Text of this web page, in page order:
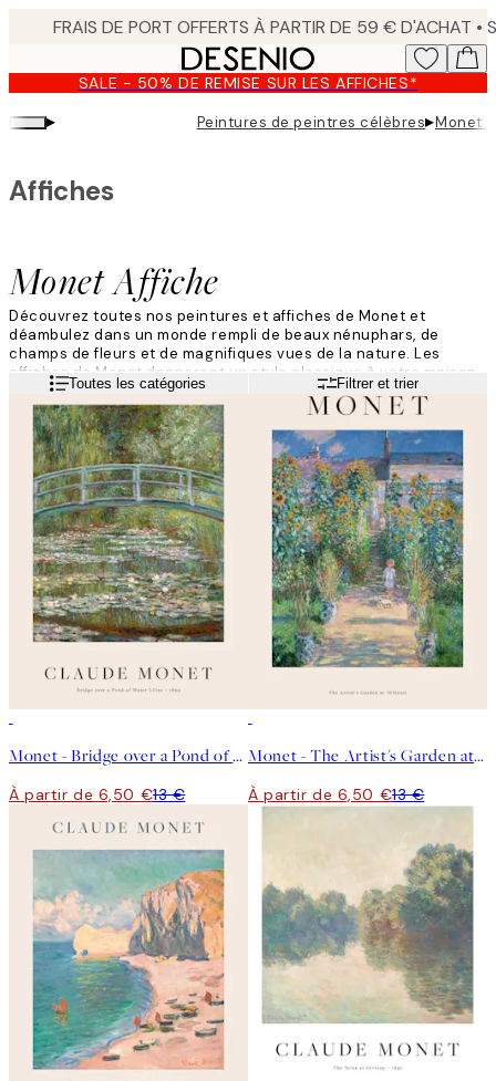
content.SALE - 50% DE REMISE SUR LES AFFICHES*
▸ Peintures de peintres célèbres▸Monet
Monet Affiche
Affiches
Découvrez toutes nos peintures et affiches de Monet et
déambulez dans un monde rempli de beaux nénuphars, de
champs de fleurs et de magnifiques vues de la nature. Les
affiches de Monet donneront un style classique à votre maison,
et ces peintures classiques sont indémodables. Trouvez vos
affiches de Monet préférées ici !
Lire la suiteToutes les catégories Filtrer et trier
Monet - Bridge over a Pond of Water Lilies Affiche
À partir de 6,50 €13 €
Monet - The Artist's Garden at Vétheuil Affiche
À partir de 6,50 €13 €